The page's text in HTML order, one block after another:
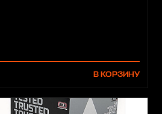
В КОРЗИНУ